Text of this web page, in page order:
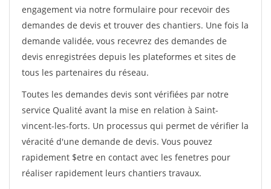
engagement via notre formulaire pour recevoir des
demandes de devis et trouver des chantiers. Une fois la
demande validée, vous recevrez des demandes de
devis enregistrées depuis les plateformes et sites de
tous les partenaires du réseau.
Toutes les demandes devis sont vérifiées par notre
service Qualité avant la mise en relation à Saint-
vincent-les-forts. Un processus qui permet de vérifier la
véracité d'une demande de devis. Vous pouvez
rapidement $etre en contact avec les fenetres pour
réaliser rapidement leurs chantiers travaux.